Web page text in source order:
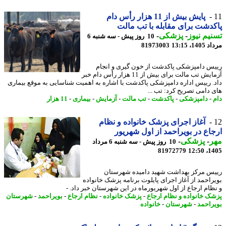
پایش بیش از 11 هزار رأس دام
برای مقابله با تب مالت
نیوز-پزشکی-
10 روز پیش - سه شنبه 6
13:15
81973003
دامپزشکی پاکدشت از خون گیری و انجام
آزمایش تب مالت برای بیش از 11 هزار رأس دام خبر
رییس اداره دامپزشکی پاکدشت با اشاره به اهمیت شناسایی به موقع بیماری
دامی تصریح کرد: تب ...
-دامپزشکی-پاکدشت-تب مالت-آزمایش-بیماری- 11 هزار
آغاز اجرای پزشک خانواده و نظام
در بویراحمد از اول شهریور
-پزشکی-
10 روز پیش - سه شنبه 6 مرداد
81972779
مرکز بهداشت شهید دامیده شهرستان
از آغاز اجرای پایلوت برنامه پزشک خانواده
ارجاع از اول شهریورماه در این شهرستان خبر داد. -
خانواده و نظام ارجاع -پزشک خانواده- نظام ارجاع -بویراحمد -شهرستان
-شهرستان-خانواده